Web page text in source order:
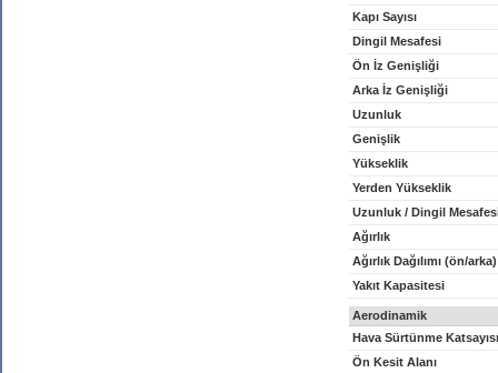
Kapı Sayısı
Dingil Mesafesi
Ön İz Genişliği
Arka İz Genişliği
Uzunluk
Genişlik
Yükseklik
Yerden Yükseklik
Uzunluk / Dingil
Ağırlık
Ağırlık Dağılımı (ön/arka)
Yakıt Kapasitesi
Aerodinamik
Hava Sürtünme Katsayısı
Ön Kesit Alanı